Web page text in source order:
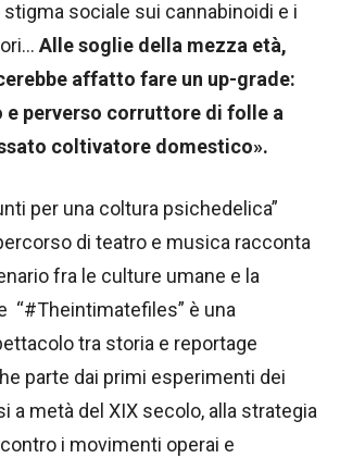
stigma sociale sui cannabinoidi e i
Alle soglie della mezza età,
affatto fare un up-grade:
e perverso corruttore di folle a
coltivatore domestico».
per una coltura psichedelica”
di teatro e musica racconta
fra le culture umane e la
“#Theintimatefiles” è una
tra storia e reportage
parte dai primi esperimenti dei
a metà del XIX secolo, alla strategia
i movimenti operai e